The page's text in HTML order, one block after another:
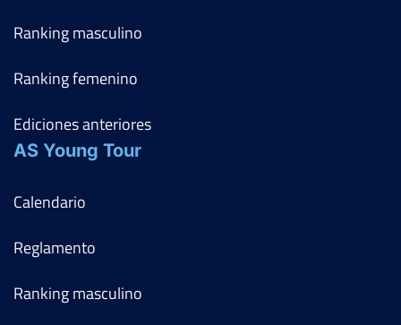
Ranking masculino
Ranking femenino
Ediciones anteriores
AS Young Tour
Calendario
Reglamento
Ranking masculino